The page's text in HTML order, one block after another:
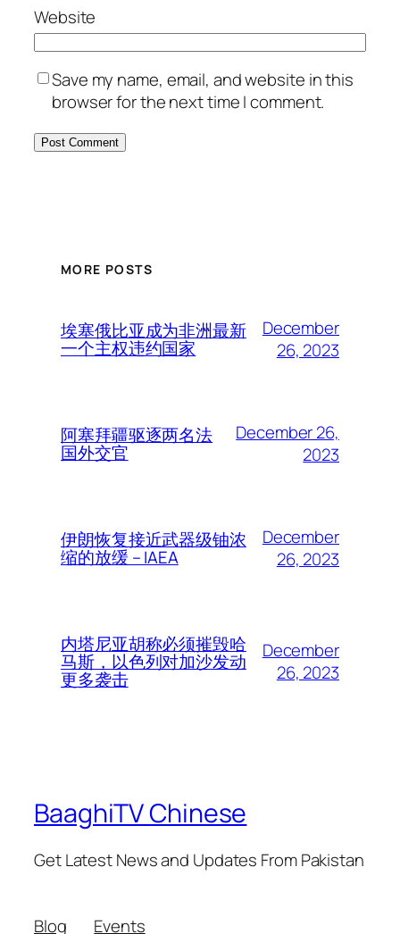
Website
Save my name, email, and website in this
browser for the next time I comment.
MORE POSTS
埃塞俄比亚成为非洲最新
一个主权违约国家
December
26, 2023
阿塞拜疆驱逐两名法
国外交官
December 26,
2023
伊朗恢复接近武器级铀浓
缩的放缓 – IAEA
December
26, 2023
内塔尼亚胡称必须摧毁哈
马斯，以色列对加沙发动
更多袭击
December
26, 2023
BaaghiTV Chinese
Get Latest News and Updates From Pakistan
Blog Events